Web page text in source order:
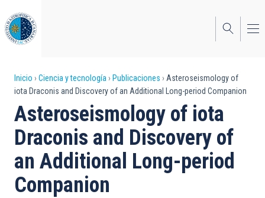
al
contenido
principal
Sobrescribir
enlaces
de
ayuda
a
la
Inicio Ciencia y tecnología Publicaciones
Asteroseismology of
iota Draconis and Discovery of an Additional Long-period Companion
Asteroseismology of iota
Draconis and Discovery of
an Additional Long-period
Companion